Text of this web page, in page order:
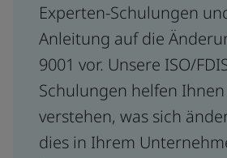
Experten-Schulungen
Anleitung auf die
9001 vor. Unsere ISO/
Schulungen helfen Ihnen
verstehen, was sich
dies in Ihrem